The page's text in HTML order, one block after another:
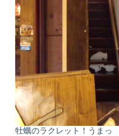
牡蠣のラクレット！うまっ